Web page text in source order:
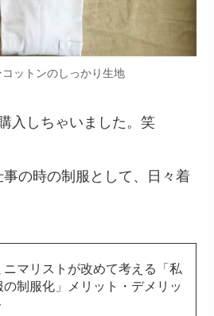
ットンのしっかり生地
入しちゃいました。笑
の時の制服として、日々着
ニマリストが改めて考える「私
の制服化」メリット・デメリッ